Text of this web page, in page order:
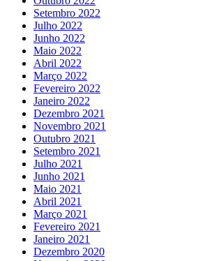
Setembro 2022
Julho 2022
Junho 2022
Maio 2022
Abril 2022
Março 2022
Fevereiro 2022
Janeiro 2022
Dezembro 2021
Novembro 2021
Outubro 2021
Setembro 2021
Julho 2021
Junho 2021
Maio 2021
Abril 2021
Março 2021
Fevereiro 2021
Janeiro 2021
Dezembro 2020